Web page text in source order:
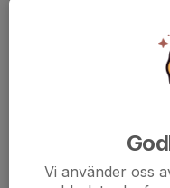
Vi använder oss